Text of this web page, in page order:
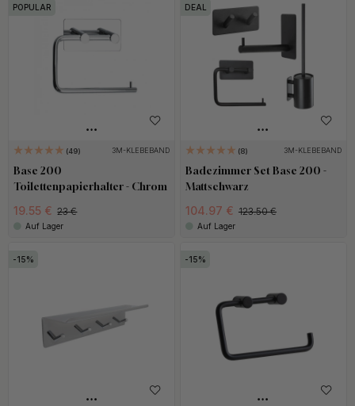
POPULAR
49 3M-KLEBEBAND
Base 200
Toilettenpapierhalter - Chrom
19.55 € 23 €
Auf Lager
DEAL
8 3M-KLEBEBAND
Badezimmer Set Base 200 -
Mattschwarz
104.97 € 123.50 €
Auf Lager
15 15